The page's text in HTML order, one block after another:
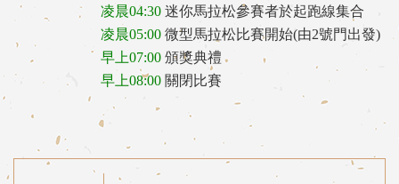
凌晨04:30 迷你馬拉松參賽者於起跑線集合
凌晨05:00 微型馬拉松比賽開始(由2號門出發)
早上07:00 頒獎典禮
早上08:00 關閉比賽